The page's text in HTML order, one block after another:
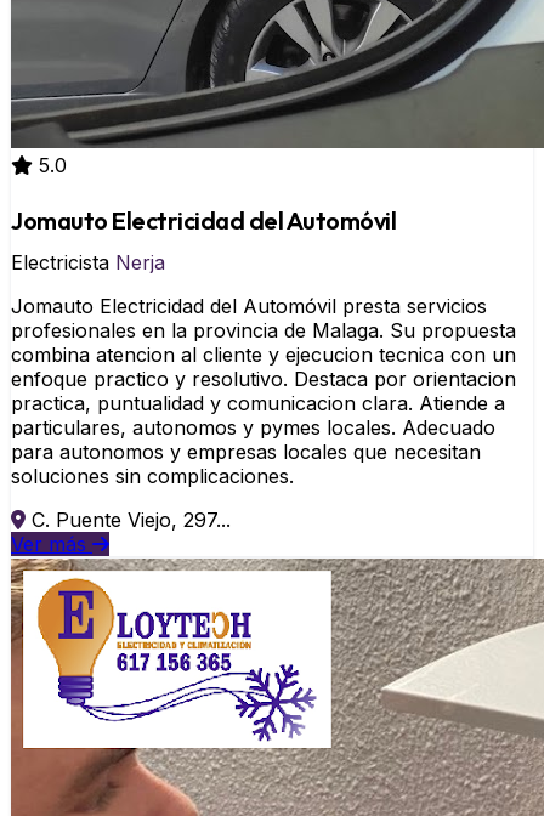
5.0
Jomauto Electricidad del Automóvil
Electricista Nerja
Jomauto Electricidad del Automóvil presta servicios
profesionales en la provincia de Malaga. Su propuesta
combina atencion al cliente y ejecucion tecnica con un
enfoque practico y resolutivo. Destaca por orientacion
practica, puntualidad y comunicacion clara. Atiende a
particulares, autonomos y pymes locales. Adecuado
para autonomos y empresas locales que necesitan
soluciones sin complicaciones.
C. Puente Viejo, 297...
Ver más